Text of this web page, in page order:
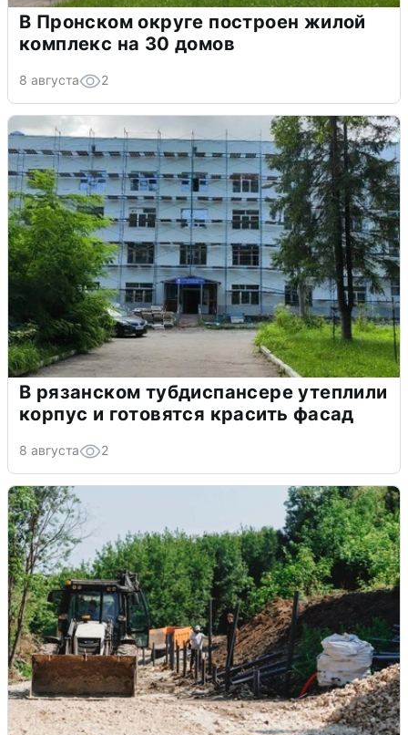
В Пронском округе построен жилой
комплекс на 30 домов
8 августа 2
В рязанском тубдиспансере утеплили
корпус и готовятся красить фасад
8 августа 2